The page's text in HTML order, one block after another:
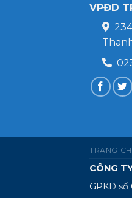
VPĐD
TRANG
CÔNG
GPKD